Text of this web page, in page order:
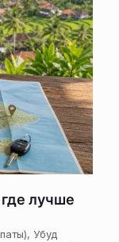
лучше
Убуд